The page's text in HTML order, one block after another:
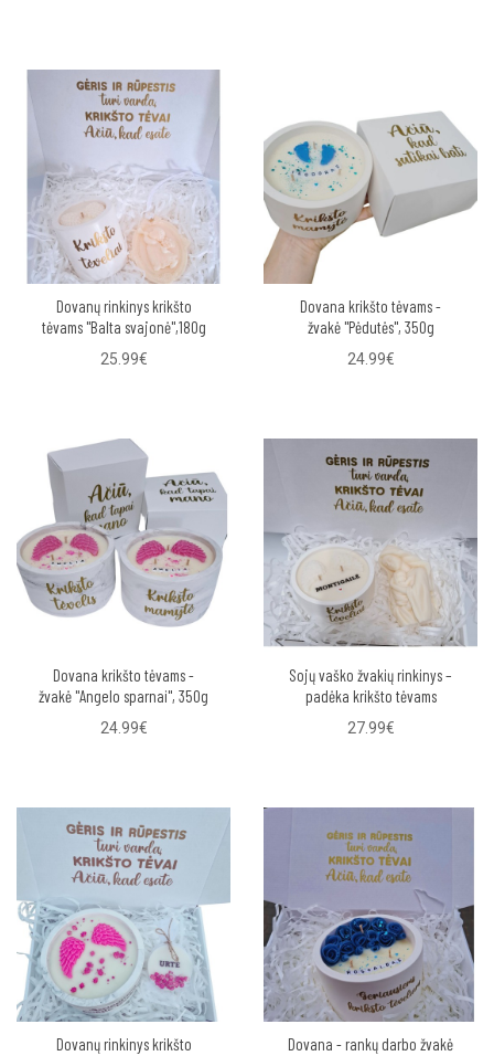
Dovanų rinkinys krikšto
tėvams "Balta svajonė",180g
25.99€
Dovana krikšto tėvams -
žvakė "Pėdutės", 350g
24.99€
Dovana krikšto tėvams -
žvakė "Angelo sparnai", 350g
24.99€
Sojų vaško žvakių rinkinys –
padėka krikšto tėvams
27.99€
Dovanų rinkinys krikšto
Dovana - rankų darbo žvakė